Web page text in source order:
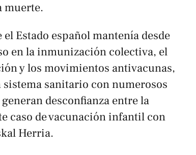
muerte.
Estado español mantenía desde
en la inmunización colectiva, el
y los movimientos antivacunas,
sanitario con numerosos
desconfianza entre la
caso de vacunación infantil con
Herria.